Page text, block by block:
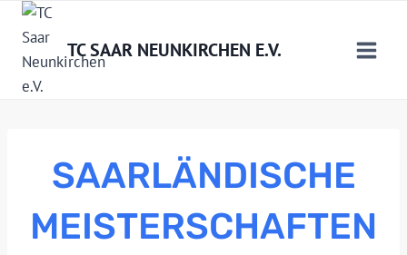
Zum
Inhalt
springen TC SAAR NEUNKIRCHEN E.V.
SAARLÄNDISCHE
MEISTERSCHAFTEN